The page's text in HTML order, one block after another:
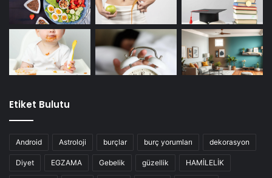
Etiket Bulutu
Android Astroloji burçlar burç yorumları dekorasyon
Diyet EGZAMA Gebelik güzellik HAMİLELİK